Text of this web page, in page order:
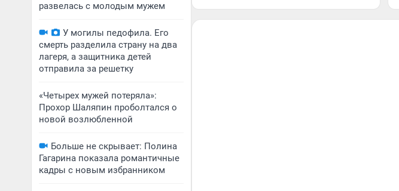
развелась с молодым мужем
У могилы педофила. Его
смерть разделила страну на два
лагеря, а защитника детей
отправила за решетку
«Четырех мужей потеряла»:
Прохор Шаляпин проболтался о
новой возлюбленной
Больше не скрывает: Полина
Гагарина показала романтичные
кадры с новым избранником